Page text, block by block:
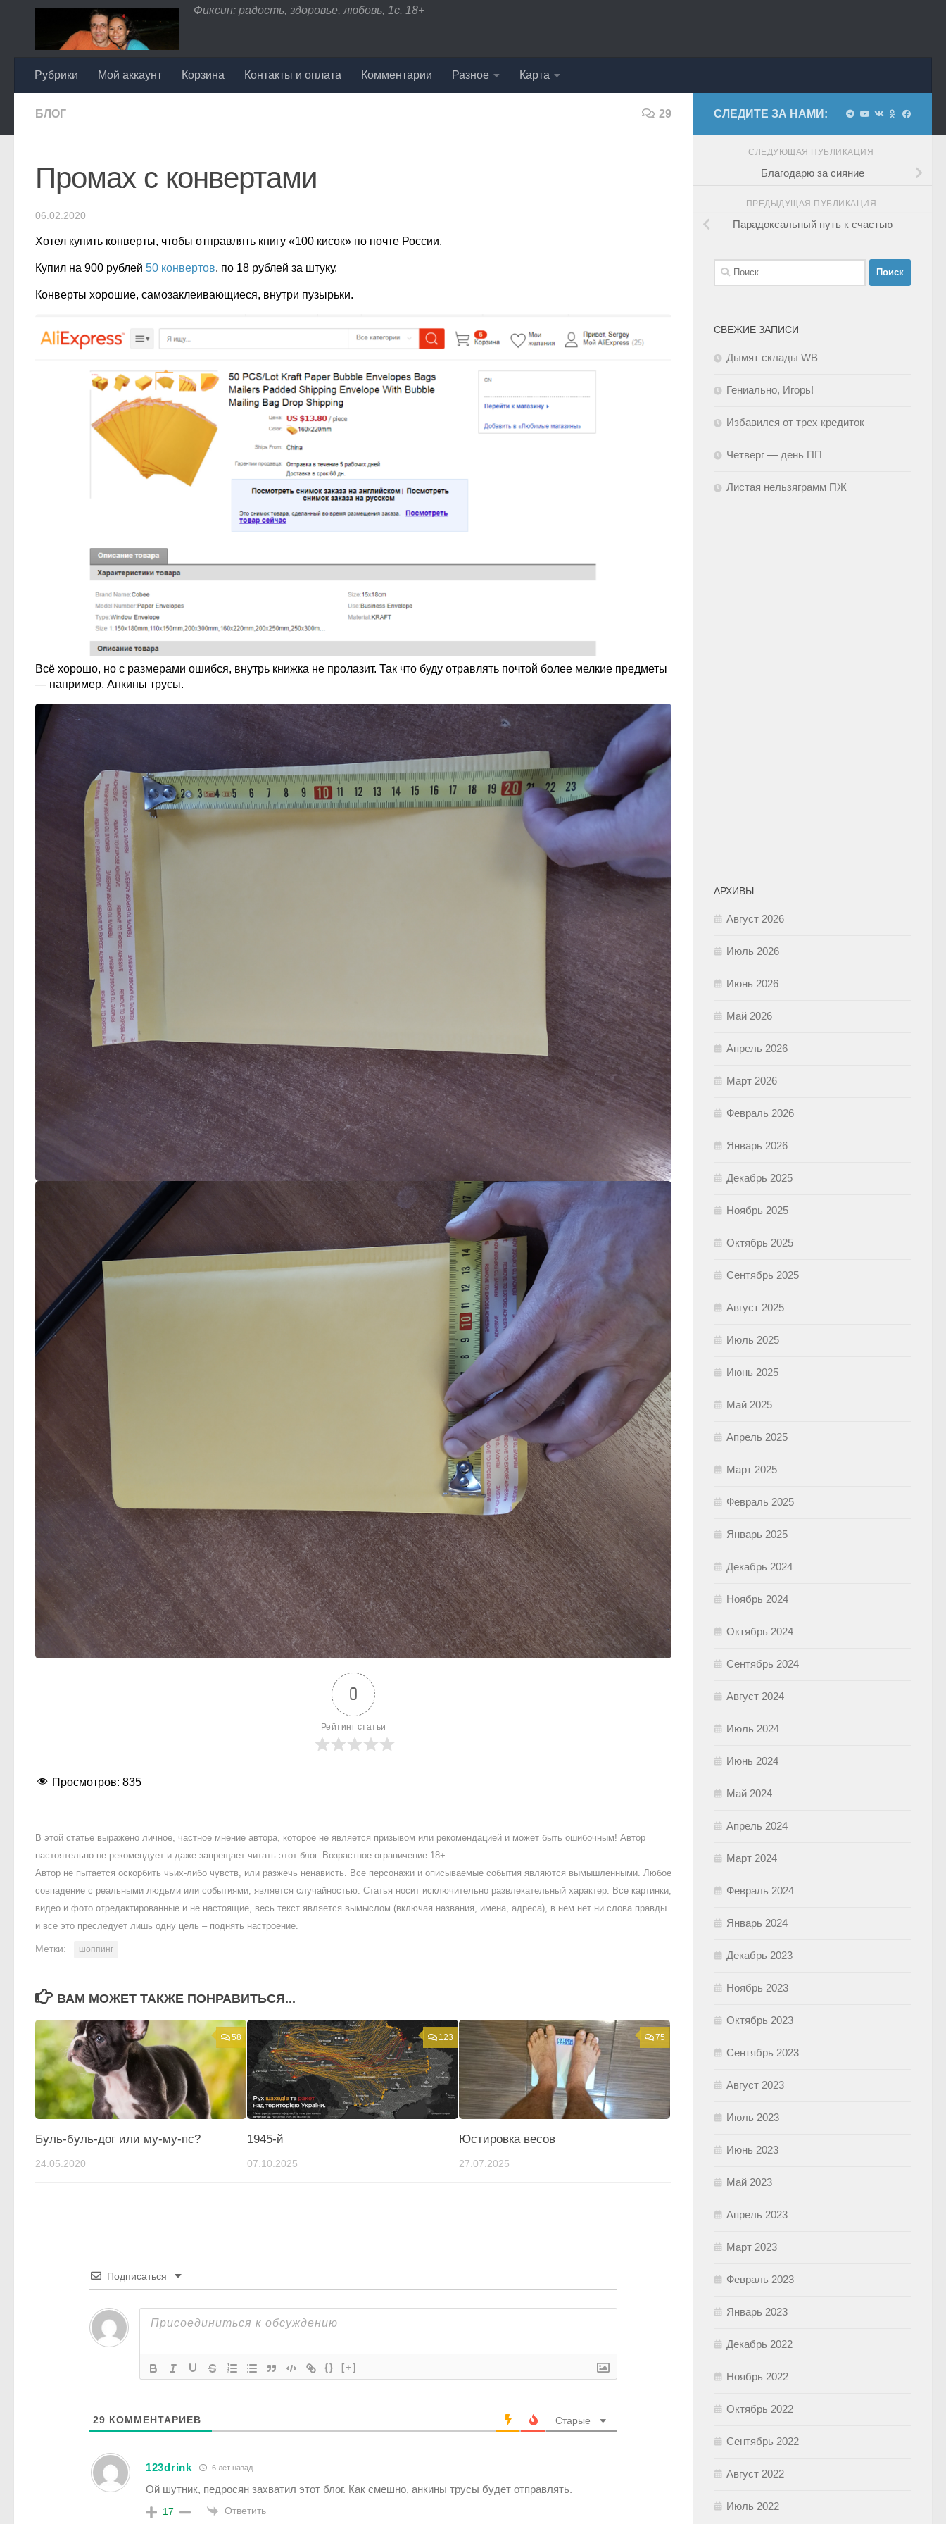
Перейти к содержимому
Фиксин: радость, здоровье, любовь, 1с. 18+
Рубрики Мой аккаунт Корзина Контакты и оплата Комментарии Разное Карта
БЛОГ 29
Промах с конвертами
06.02.2020
Хотел купить конверты, чтобы отправлять книгу «100 кисок» по почте России.
Купил на 900 рублей 50 конвертов, по 18 рублей за штуку.
Конверты хорошие, самозаклеивающиеся, внутри пузырьки.
Всё хорошо, но с размерами ошибся, внутрь книжка не пролазит. Так что буду отравлять почтой более мелкие предметы
— например, Анкины трусы.
0
Рейтинг статьи
Просмотров: 835
В этой статье выражено личное, частное мнение автора, которое не является призывом или рекомендацией и может быть ошибочным! Автор
настоятельно не рекомендует и даже запрещает читать этот блог. Возрастное ограничение 18+.
Автор не пытается оскорбить чьих-либо чувств, или разжечь ненависть. Все персонажи и описываемые события являются вымышленными. Любое
совпадение с реальными людьми или событиями, является случайностью. Статья носит исключительно развлекательный характер. Все картинки,
видео и фото отредактированные и не настоящие, весь текст является вымыслом (включая названия, имена, адреса), в нем нет ни слова правды
и все это преследует лишь одну цель – поднять настроение.
Метки: шоппинг
ВАМ МОЖЕТ ТАКЖЕ ПОНРАВИТЬСЯ...
58
Буль-буль-дог или му-му-пс?
24.05.2020
123
1945-й
07.10.2025
75
Юстировка весов
27.07.2025
Подписаться
{} [+]
29 КОММЕНТАРИЕВ Старые
123drink 6 лет назад
Ой шутник, педросян захватил этот блог. Как смешно, анкины трусы будет отправлять.
17 Ответить
СЛЕДИТЕ ЗА НАМИ:
СЛЕДУЮЩАЯ ПУБЛИКАЦИЯ
Благодарю за сияние
ПРЕДЫДУЩАЯ ПУБЛИКАЦИЯ
Парадоксальный путь к счастью
Найти:
СВЕЖИЕ ЗАПИСИ
Дымят склады WB
Гениально, Игорь!
Избавился от трех кредиток
Четверг — день ПП
Листая нельзяграмм ПЖ
АРХИВЫ
Август 2026
Июль 2026
Июнь 2026
Май 2026
Апрель 2026
Март 2026
Февраль 2026
Январь 2026
Декабрь 2025
Ноябрь 2025
Октябрь 2025
Сентябрь 2025
Август 2025
Июль 2025
Июнь 2025
Май 2025
Апрель 2025
Март 2025
Февраль 2025
Январь 2025
Декабрь 2024
Ноябрь 2024
Октябрь 2024
Сентябрь 2024
Август 2024
Июль 2024
Июнь 2024
Май 2024
Апрель 2024
Март 2024
Февраль 2024
Январь 2024
Декабрь 2023
Ноябрь 2023
Октябрь 2023
Сентябрь 2023
Август 2023
Июль 2023
Июнь 2023
Май 2023
Апрель 2023
Март 2023
Февраль 2023
Январь 2023
Декабрь 2022
Ноябрь 2022
Октябрь 2022
Сентябрь 2022
Август 2022
Июль 2022